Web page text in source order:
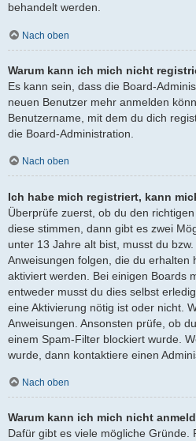
behandelt werden.
Nach oben
Warum kann ich mich nicht
Es kann sein, dass die Board-
neuen Benutzer mehr anmelden
Benutzername, mit dem du dich
die Board-Administration.
Nach oben
Ich habe mich registriert, kann
Überprüfe zuerst, ob du den
diese stimmen, dann gibt es zwei
unter 13 Jahre alt bist, musst du
Anweisungen folgen, die du erhalten
aktiviert werden. Bei einigen Boards
entweder musst du dies selbst
eine Aktivierung nötig ist oder nicht.
Anweisungen. Ansonsten prüfe, ob
einem Spam-Filter blockiert wurde.
wurde, dann kontaktiere einen
Nach oben
Warum kann ich mich nicht
Dafür gibt es viele mögliche